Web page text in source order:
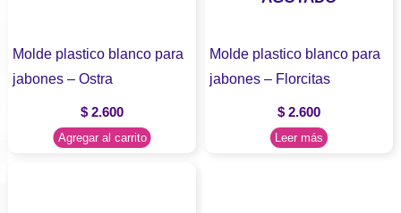
Molde plastico blanco para
jabones – Ostra
$ 2.600
Agregar al carrito
Molde plastico blanco para
jabones – Florcitas
$2.600
Leer más